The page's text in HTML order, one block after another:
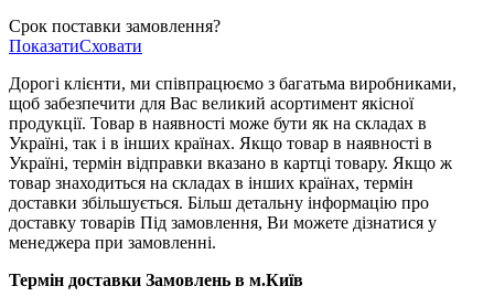
Срок поставки замовлення?
ПоказатиСховати
Дорогі клієнти, ми співпрацюємо з багатьма виробниками,
щоб забезпечити для Вас великий асортимент якісної
продукції. Товар в наявності може бути як на складах в
Україні, так і в інших країнах. Якщо товар в наявності в
Україні, термін відправки вказано в картці товару. Якщо ж
товар знаходиться на складах в інших країнах, термін
доставки збільшується. Більш детальну інформацію про
доставку товарів Під замовлення, Ви можете дізнатися у
менеджера при замовленні.
Термін доставки Замовлень в м.Київ